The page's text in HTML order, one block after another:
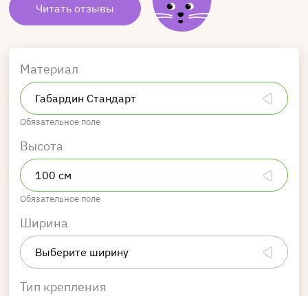
Читать отзывы
Материал
Обязательное поле
Высота
Обязательное поле
Ширина
Тип крепления